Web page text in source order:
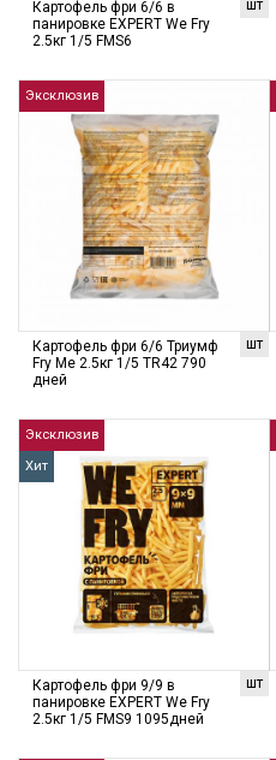
шт
Картофель фри 6/6 в
панировке EXPERT We Fry
2.5кг 1/5 FMS6
Эксклюзив
шт
Картофель фри 6/6 Триумф
Fry Me 2.5кг 1/5 TR42 790
дней
Эксклюзив
Хит
шт
Картофель фри 9/9 в
панировке EXPERT We Fry
2.5кг 1/5 FMS9 1095дней